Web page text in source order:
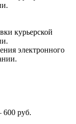
курьерской
электронного
600 руб.